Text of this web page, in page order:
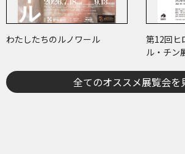
わたしたちのルノワール
第12回
ル・チン
全てのオススメ展覧会を